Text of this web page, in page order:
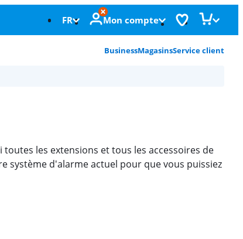
FR Mon compte
BusinessMagasinsService client
les extensions et tous les accessoires de
système d'alarme actuel pour que vous puissiez